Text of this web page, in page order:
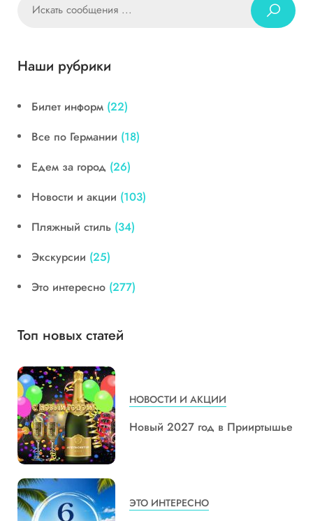
Наши рубрики
Билет информ (22)
Все по Германии (18)
Едем за город (26)
Новости и акции (103)
Пляжный стиль (34)
Экскурсии (25)
Это интересно (277)
Топ новых статей
НОВОСТИ И АКЦИИ
Новый 2027 год в Прииртышье
ЭТО ИНТЕРЕСНО